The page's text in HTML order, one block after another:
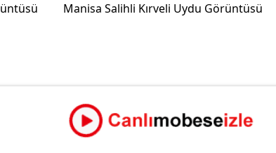
Manisa Salihli Kırveli Uydu Görüntüsü